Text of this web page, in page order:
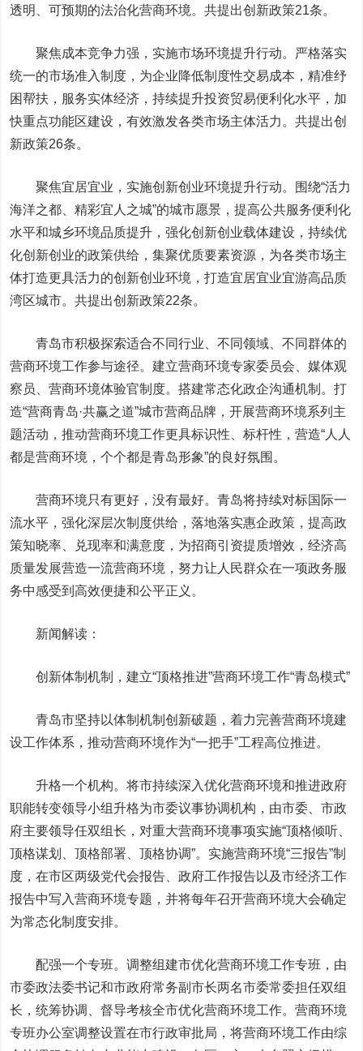
透明、可预期的法治化营商环境。共提出创新政策21条。
聚焦成本竞争力强，实施市场环境提升行动。严格落实
统一的市场准入制度，为企业降低制度性交易成本，精准纾
困帮扶，服务实体经济，持续提升投资贸易便利化水平，加
快重点功能区建设，有效激发各类市场主体活力。共提出创
新政策26条。
聚焦宜居宜业，实施创新创业环境提升行动。围绕“活力
海洋之都、精彩宜人之城”的城市愿景，提高公共服务便利化
水平和城乡环境品质提升，强化创新创业载体建设，持续优
化创新创业的政策供给，集聚优质要素资源，为各类市场主
体打造更具活力的创新创业环境，打造宜居宜业宜游高品质
湾区城市。共提出创新政策22条。
青岛市积极探索适合不同行业、不同领域、不同群体的
营商环境工作参与途径。建立营商环境专家委员会、媒体观
察员、营商环境体验官制度。搭建常态化政企沟通机制。打
造“营商青岛·共赢之道”城市营商品牌，开展营商环境系列主
题活动，推动营商环境工作更具标识性、标杆性，营造“人人
都是营商环境，个个都是青岛形象”的良好氛围。
营商环境只有更好，没有最好。青岛将持续对标国际一
流水平，强化深层次制度供给，落地落实惠企政策，提高政
策知晓率、兑现率和满意度，为招商引资提质增效，经济高
质量发展营造一流营商环境，努力让人民群众在一项政务服
务中感受到高效便捷和公平正义。
新闻解读：
创新体制机制，建立“顶格推进”营商环境工作“青岛模式”
青岛市坚持以体制机制创新破题，着力完善营商环境建
设工作体系，推动营商环境作为“一把手”工程高位推进。
升格一个机构。将市持续深入优化营商环境和推进政府
职能转变领导小组升格为市委议事协调机构，由市委、市政
府主要领导任双组长，对重大营商环境事项实施“顶格倾听、
顶格谋划、顶格部署、顶格协调”。实施营商环境“三报告”制
度，在市区两级党代会报告、政府工作报告以及市经济工作
报告中写入营商环境专题，并将每年召开营商环境大会确定
为常态化制度安排。
配强一个专班。调整组建市优化营商环境工作专班，由
市委政法委书记和市政府常务副市长两名市委常委担任双组
长，统筹协调、督导考核全市优化营商环境工作。营商环境
专班办公室调整设置在市行政审批局，将营商环境工作由综